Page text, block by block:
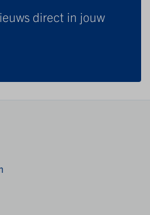
direct in jouw